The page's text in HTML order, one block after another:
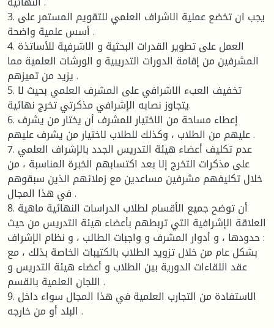
3. يجب ان تخضع عملية الاشراف العلمي للتقويم المستمر على
أسس علمية واضحة .
4. العمل على تطوير القدرات البحثية و الاشرفية للأساتذة
المشرفين من إقامة الدورات التدريبية و الورشات العلمية مما
يزيد من تميزهم .
5. تخفيف العبء الاشرافي على المشرف العلمي بحيث لا
يتجاوز نصابه الإشرافي مذكرتي تخرج نهائية.
6. إعطاء مساحة من الاختيار للمشرف أن يختار من يشرف
عليهم من الطلاب ، وكذلك للطلاب لاختيار من يشرف عليهم .
7. عدم تكليف أعضاء هيئة التدريس الجدد بالإشراف العلمي
على مذكرات التخرج إلا بعد اكتسابهم الخبرة المناسبة ، من
خلال تكليفهم مشرفين مساعدين مع زملائهم الذين سبقوهم
في هذا المجال .
8. أن توضح جميع الأقسام لطلاب الدراسات النهائية ماهية
العلاقة الإشرافية التي تربطهم بأعضاء هيئة التدريس من حيث
: حدودها ، و أدوار المشرف و واجبات الطالب ، و نظام الإشراف
بشكل عام من خلال تزويد الطلاب بالكتيبات الخاصة بذلك ، مع
عقد اللقاءات الدورية بين الطلاب و أعضاء هيئة التدريس و
اللجان العلمية بالقسم .
9. الاستفادة من التجارب العلمية في هذا المجال سواء داخل
البلد أو من خارجه .